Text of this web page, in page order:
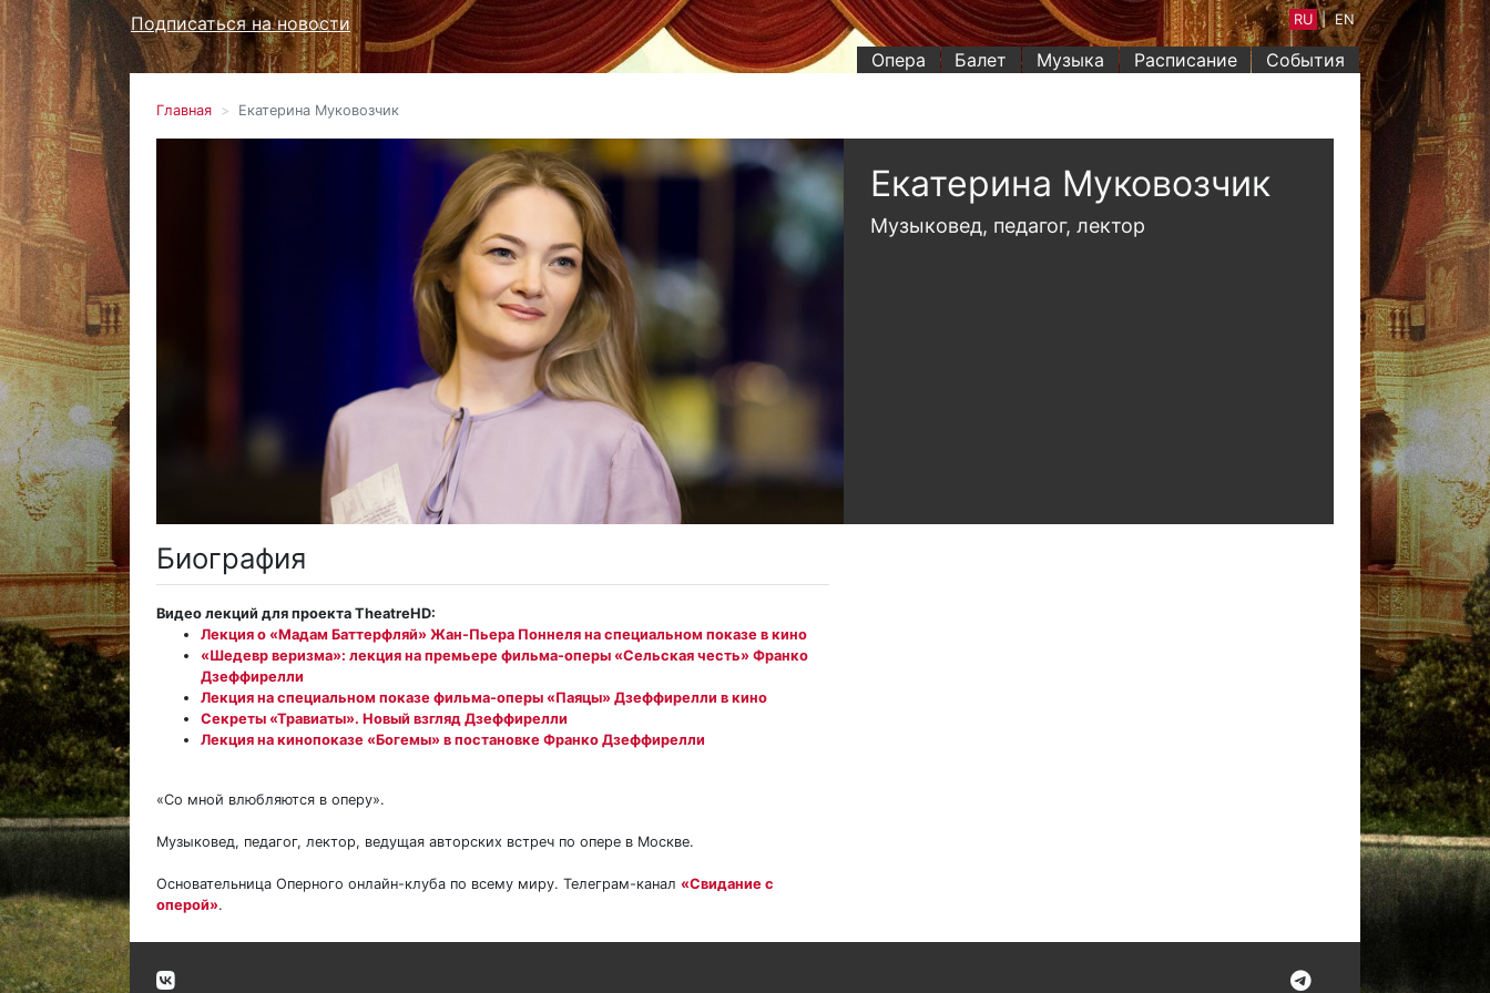
Опера Балет Музыка Расписание События
Подписаться на новости RU | EN
Главная Екатерина Муковозчик
Екатерина Муковозчик
Музыковед, педагог, лектор
Биография
Видео лекций для проекта TheatreHD:
Лекция о «Мадам Баттерфляй» Жан-Пьера Поннеля на специальном показе в кино
«Шедевр веризма»: лекция на премьере фильма-оперы «Сельская честь» Франко
Дзеффирелли
Лекция на специальном показе фильма-оперы «Паяцы» Дзеффирелли в кино
Секреты «Травиаты». Новый взгляд Дзеффирелли
Лекция на кинопоказе «Богемы» в постановке Франко Дзеффирелли
«Со мной влюбляются в оперу».
Музыковед, педагог, лектор, ведущая авторских встреч по опере в Москве.
Основательница Оперного онлайн-клуба по всему миру. Телеграм-канал «Свидание с
оперой».